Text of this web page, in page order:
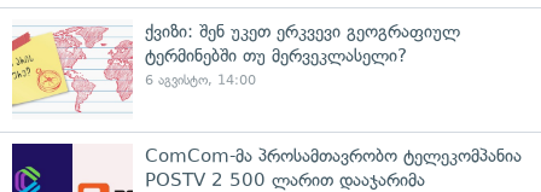
ქვიზი: შენ უკეთ ერკვევი გეოგრაფიულ
ტერმინებში თუ მერვეკლასელი?
6 აგვისტო, 14:00
ComCom-მა პროსამთავრობო ტელეკომპანია
POSTV 2 500 ლარით დააჯარიმა